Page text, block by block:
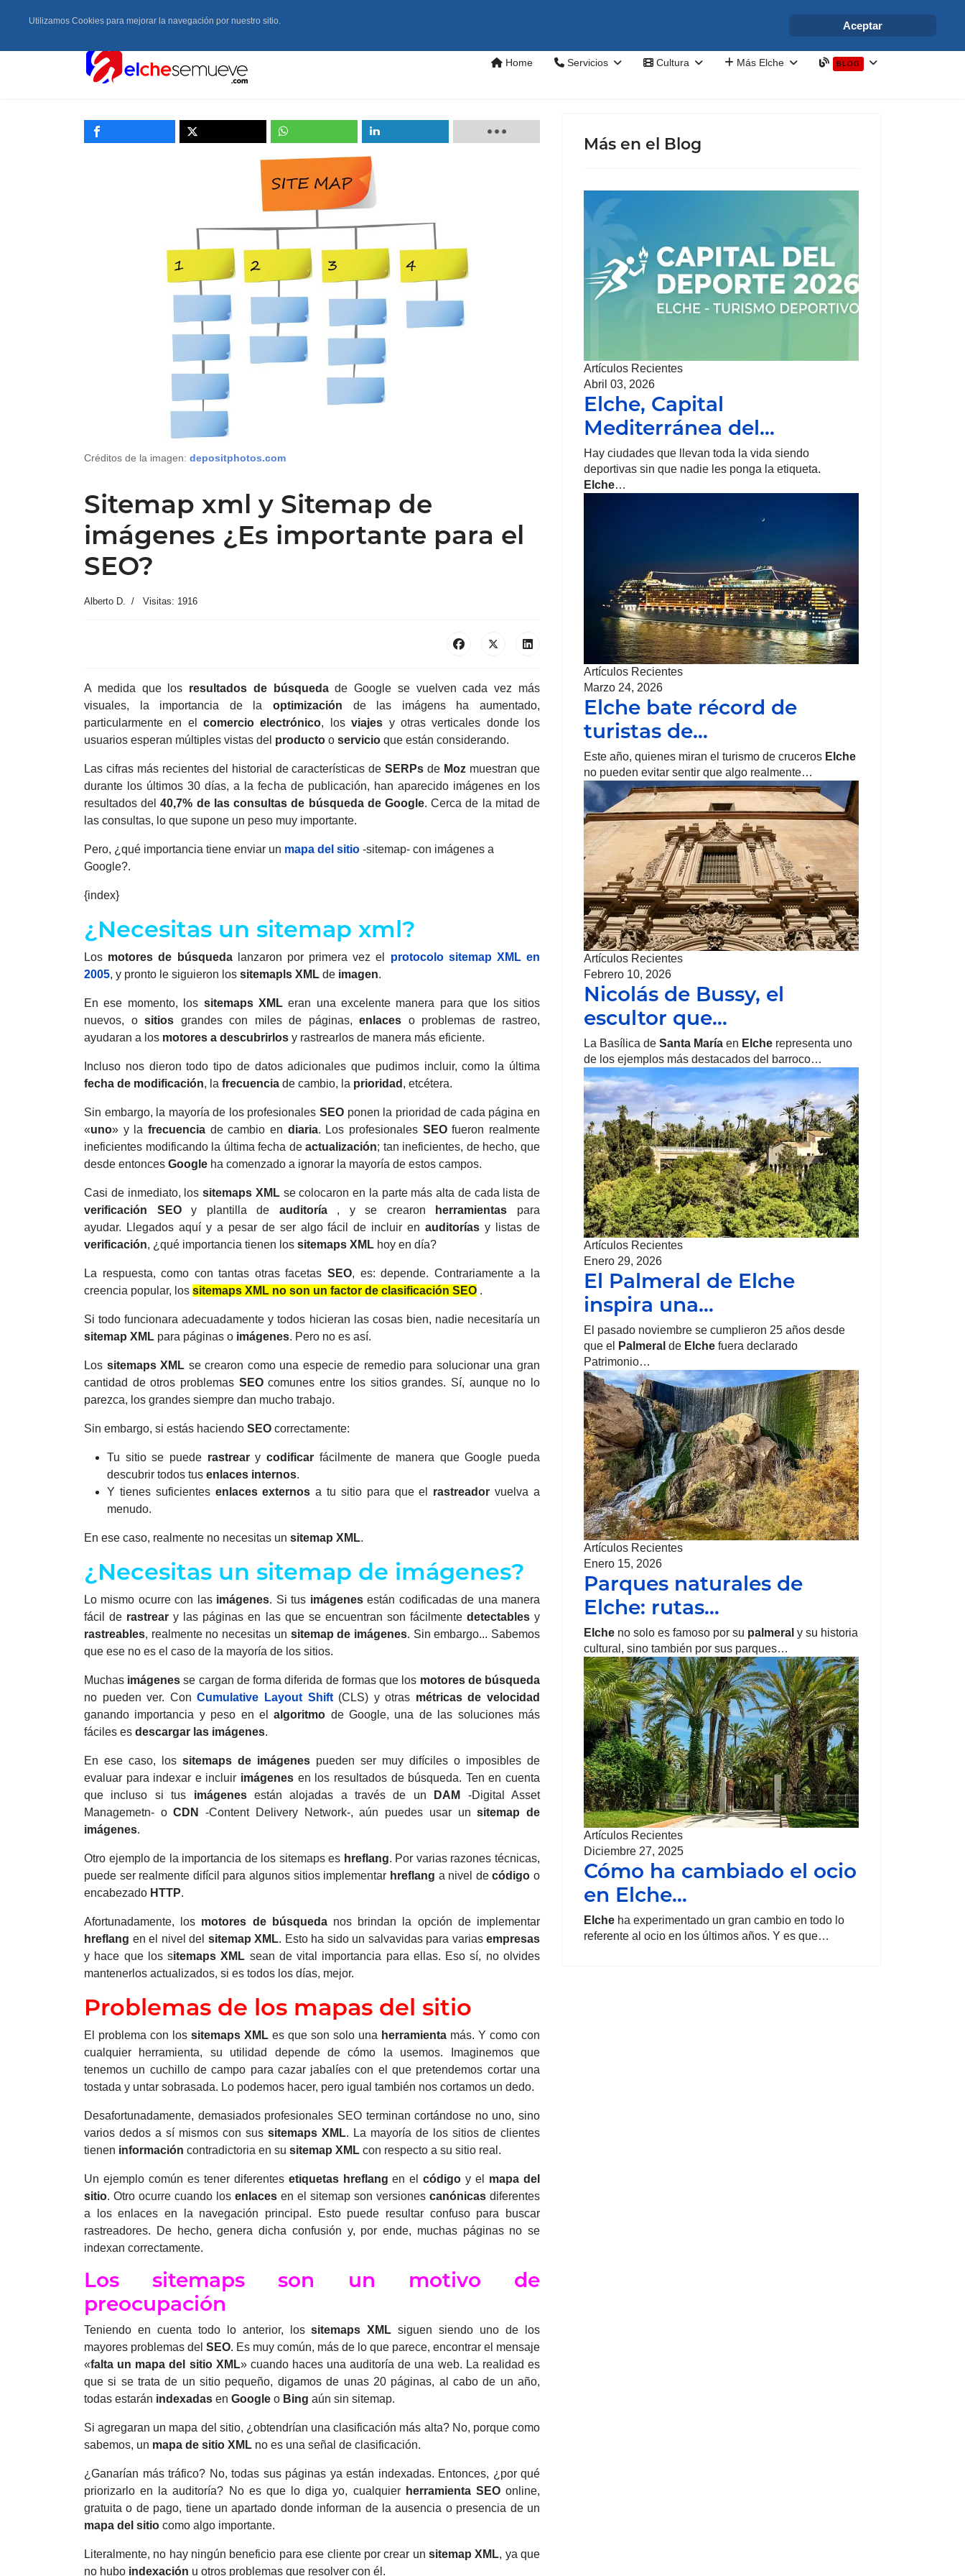
info@elchesemueve.com
Home Servicios Cultura Más Elche BLOG
Créditos de la imagen: depositphotos.com
Sitemap xml y Sitemap de
imágenes ¿Es importante para el
SEO?
Alberto D. Visitas: 1916
A medida que los resultados de búsquedade Google se vuelven cada vez más
visuales, la importancia de la optimización de las imágens ha aumentado,
particularmente en elcomercio electrónico, losviajes y otras verticales donde los
usuarios esperan múltiples vistas del producto o servicio que están considerando.
Las cifras más recientes del historial de características deSERPs de Moz muestran que
durante los últimos 30 días, a la fecha de publicación, han aparecido imágenes en los
resultados del40,7% de las consultas de búsqueda de Google. Cerca de la mitad de
las consultas, lo que supone un peso muy importante.
Pero, ¿qué importancia tiene enviar un mapa del sitio -sitemap- con imágenes a
Google?.
{index}
¿Necesitas un sitemap xml?
Los motores de búsquedalanzaron por primera vezel protocolo sitemap XML en
2005, y pronto le siguieron los sitemapls XML de imagen.
En ese momento, los sitemaps XMLeran una excelente manera para que los sitios
nuevos, o sitios grandes con miles de páginas, enlaces o problemas de rastreo,
ayudaran a los motores a descubrirlos y rastrearlos de manera más eficiente.
Incluso nos dieron todo tipo de datos adicionales que pudimos incluir, como la última
fecha de modificación, la frecuencia de cambio, la prioridad , etcétera.
Sin embargo, la mayoría de los profesionales SEO ponen la prioridad de cada página en
«uno» y la frecuencia de cambio en diaria. Los profesionales SEOfueron realmente
ineficientes modificando la última fecha deactualización; tan ineficientes, de hecho, que
desde entonces Google ha comenzado a ignorar la mayoría de estos campos.
Casi de inmediato, los sitemaps XMLse colocaron en la parte más alta de cada lista de
verificación SEOy plantilla de auditoría , y se crearon herramientas para
ayudar.
Llegados aquí y a pesar de ser algo fácil de incluir enauditorías y listas de
verificación, ¿qué importancia tienen los sitemaps XML hoy en día?
La respuesta, como con tantas otras facetasSEO, es: depende. Contrariamente a la
creencia popular, los sitemaps XML no son un factor de clasificación SEO .
Si todo funcionara adecuadamente y todos hicieran las cosas bien, nadie necesitaría un
sitemap XML para páginas o imágenes. Pero no es así.
Los sitemaps XML se crearon como una especie de remedio para solucionar una gran
cantidad de otros problemas SEOcomunes entre los sitios grandes. Sí, aunque no lo
parezca, los grandes siempre dan mucho trabajo.
Sin embargo, si estás haciendo SEO correctamente:
Tu sitio se puede rastrearycodificar fácilmente de manera que Google pueda
descubrir todos tus enlaces internos.
Y tienes suficientes enlaces externos a tu sitio para que el rastreador vuelva a
menudo.
En ese caso, realmente no necesitas un sitemap XML.
¿Necesitas un sitemap de imágenes?
Lo mismo ocurre con las imágenes. Si tus imágenesestán codificadas de una manera
fácil de rastrear y las páginas en las que se encuentran son fácilmente detectablesy
rastreables, realmente no necesitas un sitemap de imágenes. Sin embargo... Sabemos
que ese no es el caso de la mayoría de los sitios.
Muchas imágenes se cargan de forma diferida de formas que los motores de búsqueda
no pueden ver. ConCumulative Layout Shift(CLS) y otras métricas de velocidad
ganando importancia y peso en elalgoritmo de Google, una de las soluciones más
fáciles es descargar las imágenes.
En ese caso, los sitemaps de imágenes pueden ser muy difíciles o imposibles de
evaluar para indexar e incluir imágenes en los resultados de búsqueda. Ten en cuenta
que incluso si tus imágenesestán alojadas a través de un DAM
-Digital Asset
Managemetn- oCDN -Content Delivery Network-, aún puedes usar unsitemap de
imágenes.
Otro ejemplo de la importancia de los sitemaps es hreflang. Por varias razones técnicas,
puede ser realmente difícil para algunos sitios implementar hreflang a nivel decódigo o
encabezado HTTP.
Afortunadamente, los motores de búsquedanos brindan la opción de implementar
hreflang en el nivel del sitemap XML. Esto ha sido un salvavidas para varias empresas
y hace que los sitemaps XML sean de vital importancia para ellas. Eso sí, no olvides
mantenerlos actualizados, si es todos los días, mejor.
Problemas de los mapas del sitio
El problema con los sitemaps XML es que son solo una herramienta más. Y como con
cualquier herramienta, su utilidad depende de cómo la usemos. Imaginemos que
tenemos un cuchillo de campo para cazar jabalíes con el que pretendemos cortar una
tostada y untar sobrasada. Lo podemos hacer, pero igual también nos cortamos un dedo.
Desafortunadamente, demasiados profesionales SEO terminan cortándose no uno, sino
varios dedos a sí mismos con sus sitemaps XML. La mayoría de los sitios de clientes
tienen información contradictoria en su sitemap XML con respecto a su sitio real.
Un ejemplo común es tener diferentes etiquetas hreflang en elcódigo y el mapa del
sitio. Otro ocurre cuando los enlaces en el sitemap son versiones canónicas diferentes
a los enlaces en la navegación principal.
Esto puede resultar confuso para buscar
rastreadores. De hecho, genera dicha confusión y, por ende, muchas páginas no se
indexan correctamente.
Los sitemaps son un motivo de
preocupación
Teniendo en cuenta todo lo anterior, lossitemaps XML siguen siendo uno de los
mayores problemas del SEO. Es muy común, más de lo que parece, encontrar el mensaje
«falta un mapa del sitio XML» cuando haces una auditoría de una web. La realidad es
que si se trata de un sitio pequeño, digamos de unas 20 páginas, al cabo de un año,
todas estarán indexadas en Google o Bing aún sin sitemap.
Si agregaran un mapa del sitio, ¿obtendrían una clasificación más alta? No, porque como
sabemos, un mapa de sitio XML no es una señal de clasificación.
¿Ganarían más tráfico? No, todas sus páginas ya están indexadas. Entonces, ¿por qué
priorizarlo en la auditoría? No es que lo diga yo, cualquier herramienta SEOonline,
gratuita o de pago, tiene un apartado donde informan de la ausencia o presencia de un
mapa del sitio como algo importante.
Literalmente, no hay ningún beneficio para ese cliente por crear un sitemap XML, ya que
no hubo indexación u otros problemas que resolver con él.
Más en el Blog
Artículos Recientes
Abril 03, 2026
Elche, Capital
Mediterránea del…
Hay ciudades que llevan toda la vida siendo
deportivas sin que nadie les ponga la etiqueta.
Elche…
Artículos Recientes
Marzo 24, 2026
Elche bate récord de
turistas de…
Este año, quienes miran el turismo de cruceros Elche
no pueden evitar sentir que algo realmente…
Artículos Recientes
Febrero 10, 2026
Nicolás de Bussy, el
escultor que…
La Basílica de Santa María en Elche representa uno
de los ejemplos más destacados del barroco…
Artículos Recientes
Enero 29, 2026
El Palmeral de Elche
inspira una…
El pasado noviembre se cumplieron 25 años desde
que el
Palmeral de Elche fuera declarado
Patrimonio…
Artículos Recientes
Enero 15, 2026
Parques naturales de
Elche: rutas…
Elche no solo es famoso por su palmeral y su historia
cultural, sino también por sus parques…
Artículos Recientes
Diciembre 27, 2025
Cómo ha cambiado el ocio
en Elche…
Elche ha experimentado un gran cambio en todo lo
referente al ocio en los últimos años. Y es que…
Utilizamos Cookies para mejorar la navegación por nuestro sitio. Aceptar